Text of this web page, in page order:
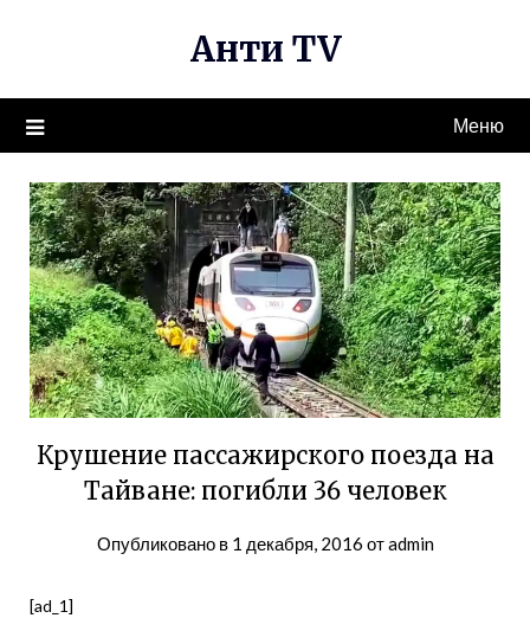
Анти TV
Меню
Крушение пассажирского поезда на
Тайване: погибли 36 человек
Опубликовано в 1 декабря, 2016 отadmin
[ad_1]